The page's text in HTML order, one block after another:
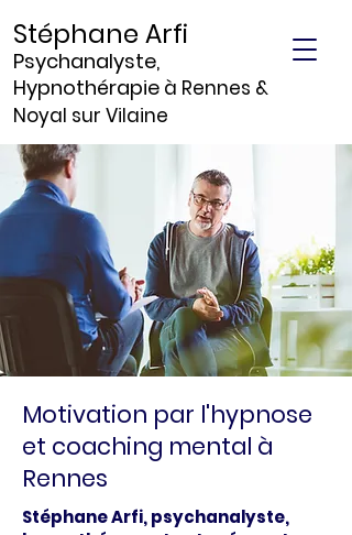
Stéphane Arfi
Psychanalyste,
Hypnothérapie à Rennes &
Noyal sur Vilaine
Motivation par l'hypnose
et coaching mental à
Rennes
Stéphane Arfi, psychanalyste,